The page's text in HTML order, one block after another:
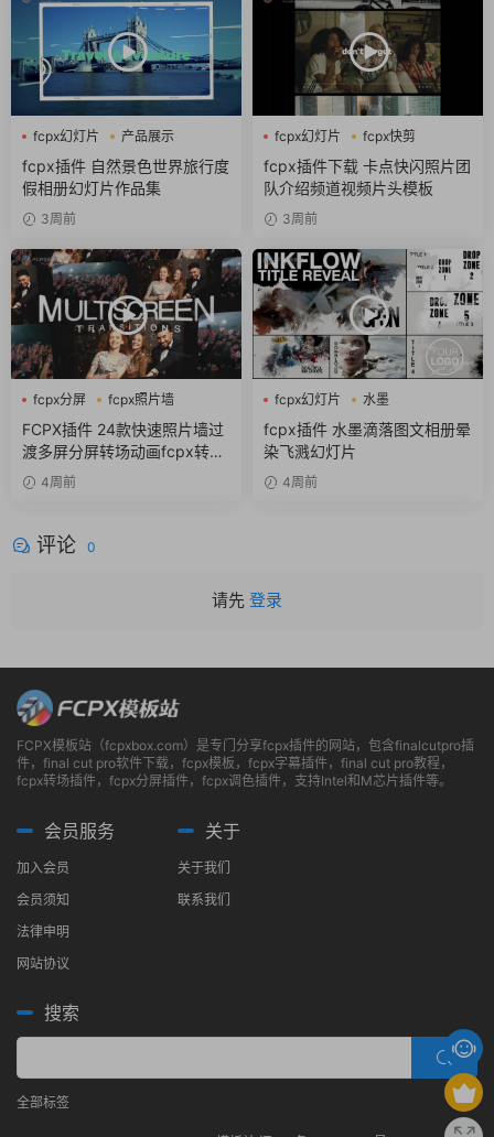
fcpx幻灯片
产品展示
作品集
fcpx插件 自然景色世界旅行度
假相册幻灯片作品集
3周前
fcpx幻灯片
fcpx快剪
fcpx视频开场
fcpx插件下载 卡点快闪照片团
队介绍频道视频片头模板
3周前
fcpx分屏
fcpx照片墙
fcpx转场
FCPX插件 24款快速照片墙过
渡多屏分屏转场动画fcpx转场
插件4周前
fcpx幻灯片 水墨
fcpx插件 水墨滴落图文相册晕
染飞溅幻灯片
4周前
评论 0
请先 登录
FCPX模板站（fcpxbox.com）是专门分享fcpx插件的网站，包含finalcutpro插
件，final cut pro软件下载，fcpx模板，fcpx字幕插件，final cut pro教程，
fcpx转场插件，fcpx分屏插件，fcpx调色插件，支持Intel和M芯片插件等。
会员服务
加入会员
会员须知
法律申明
网站协议
关于
关于我们
联系我们
搜索
全部标签